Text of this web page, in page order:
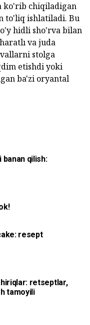
ko'rib chiqiladigan
to'liq ishlatiladi. Bu
hidli sho'rva bilan
va juda
stolga
etishdi yoki
ba'zi oryantal
banan qilish:
resept
retseptlar,
tamoyili